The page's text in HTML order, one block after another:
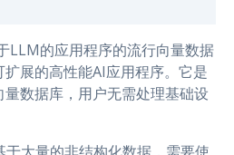
LLM的应用程序的流行向量数据
展的高性能AI应用程序。它是
数据库，用户无需处理基础设